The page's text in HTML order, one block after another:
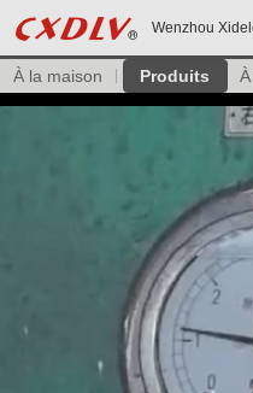
Wenzhou
À la maison Produits